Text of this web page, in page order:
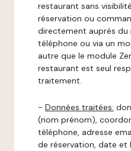
restaurant sans
réservation ou
directement auprès du
téléphone ou via un
autre que le module
restaurant est seul
traitement.
- Données traitées:
(nom prénom),
téléphone, adresse
de réservation, date et